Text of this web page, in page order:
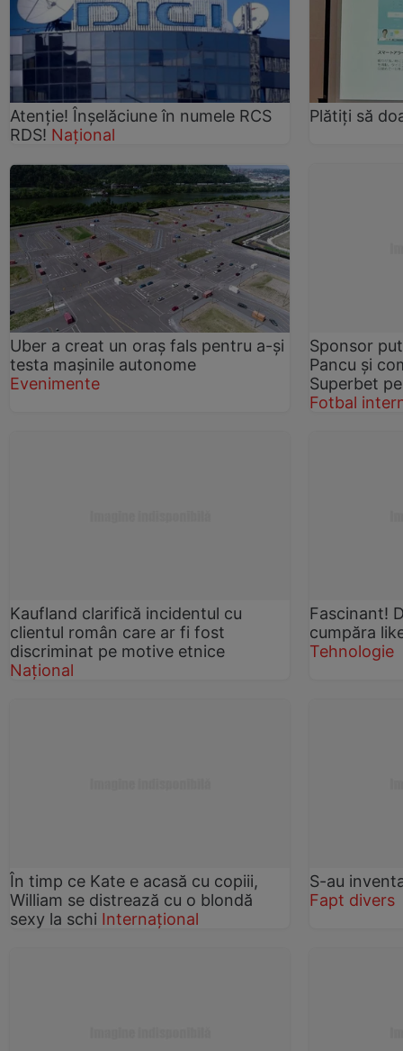
Atenție! Înșelăciune în numele RCS
RDS! Național
Plătiţi să
Uber a creat un oraş fals pentru a-şi
testa maşinile autonome
Evenimente
Sponsor
Pancu şi
Superbet
Fotbal
Kaufland clarifică incidentul cu
clientul român care ar fi fost
discriminat pe motive etnice
Național
Fascinant!
cumpăra
Tehnologie
În timp ce Kate e acasă cu copiii,
William se distrează cu o blondă
sexy la schi Internațional
S-au
Fapt divers